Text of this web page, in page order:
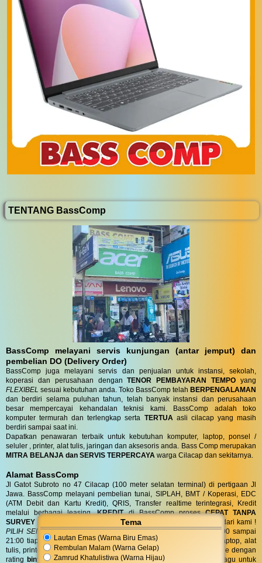
Tema
Lautan Emas (Warna Biru Emas)
Rembulan Malam (Warna Gelap)
Zamrud Khatulistiwa (Warna Hijau)
TENTANG BassComp
BassComp melayani servis kunjungan (antar jemput) dan
pembelian DO (Delivery Order)
BassComp juga melayani servis dan penjualan untuk instansi, sekolah,
koperasi dan perusahaan denganTENOR PEMBAYARAN TEMPO yang
FLEXIBEL sesuai kebutuhan anda. Toko BassComp telah BERPENGALAMAN
dan berdiri selama puluhan tahun, telah banyak instansi dan perusahaan
besar mempercayai kehandalan teknisi kami. BassComp adalah toko
komputer termurah dan terlengkap serta TERTUAasli cilacap yang masih
berdiri sampai saat ini.
Dapatkan penawaran terbaik untuk kebutuhan komputer, laptop, ponsel /
seluler , printer, alat tulis, jaringan dan aksesoris anda. Bass Comp merupakan
MITRA BELANJA dan SERVIS TERPERCAYA warga Cilacap dan sekitarnya.
Alamat BassComp
Jl Gatot Subroto no 47 Cilacap (100 meter selatan terminal) di pertigaan Jl
Jawa. BassComp melayani pembelian tunai, SIPLAH, BMT / Koperasi, EDC
(ATM Debit dan Kartu Kredit), QRIS, Transfer realtime terintegrasi, Kredit
melalui berbagai leasing.KREDITdi BassComp prosesCEPAT TANPA
SURVEY (RO)
DapatkanBONUS
aksesories spesial dari kami !
PILIH SENDIRILangsung tanpa diundi ! BassComp buka jam 08:00 sampai
21:00 tiap hari. BassComp satu satunya toko komputer, ponsel, laptop, alat
tulis, printer, jaringan dan aksesoris yang paling favorit dicari google dengan
rating bintang 4.6/5 dari 595 ulasanuntuk area Cilacap. Jangan ragu untuk